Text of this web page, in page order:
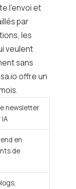
l’envoi et
par
les
veulent
sans
offre un
newsletter
IA
en
de